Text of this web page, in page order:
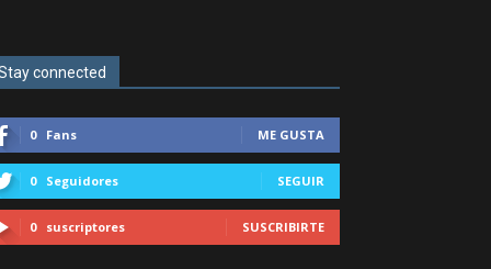
connected
0 Fans ME GUSTA
0 Seguidores SEGUIR
0 suscriptores SUSCRIBIRTE